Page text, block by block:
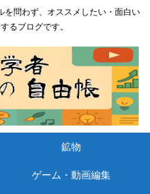
問わず、オススメしたい・面白い
るブログです。
鉱物
ゲーム・動画編集